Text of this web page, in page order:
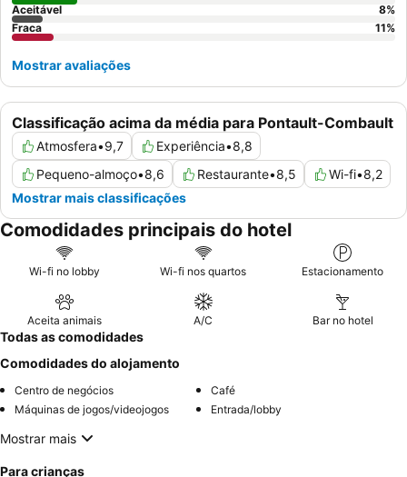
Classificação acima da média para Pontault-Combault
Atmosfera•9,7 Experiência•8,8
Pequeno-almoço•8,6 Restaurante•8,5 Wi-fi•8,2
Mostrar mais classificações
Aceitável
8%
Fraca
11%
Mostrar avaliações
Comodidades principais do hotel
Wi-fi no lobby Wi-fi nos quartos Estacionamento
Aceita animais A/C Bar no hotel
Todas as comodidades
Comodidades do alojamento
Centro de negócios
Café
Máquinas de jogos/videojogos
Entrada/lobby
Mostrar mais
Para crianças